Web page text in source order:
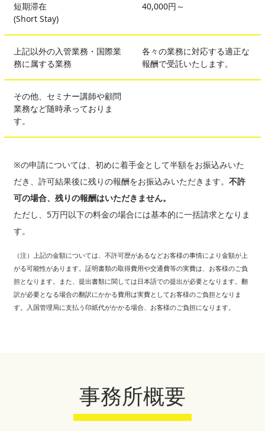
短期滞在
(Short Stay)
40,000円～
上記以外の入管業務・国際業
務に属する業務
各々の業務に対応する適正な
報酬で受託いたします。
その他、セミナー講師や顧問
業務など随時承っておりま
す。
※の申請については、初めに着手金として半額をお振込みいた
だき、許可結果後に残りの報酬をお振込みいただきます。 不許
可の場合、残りの報酬はいただきません。
ただし、5万円以下の料金の場合には基本的に一括請求となりま
す。
（注）上記の金額については、不許可歴があるなどお客様の事情により金額が上
がる可能性があります。証明書類の取得費用や交通費等の実費は、お客様のご負
担となります。また、提出書類に関しては日本語での提出が必要となります。翻
訳が必要となる場合の翻訳にかかる費用は実費としてお客様のご負担となりま
す。入国管理局に支払う印紙代がかかる場合、お客様のご負担になります。
事務所概要